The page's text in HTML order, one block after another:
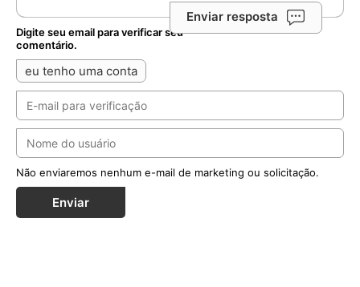
Enviar resposta
Digite seu email para verificar seu
comentário.
eu tenho uma conta
Não enviaremos nenhum e-mail de marketing ou solicitação.
Enviar